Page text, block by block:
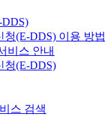
청(E-DDS) 이용 방법
비스 안내
청(E-DDS)
스 검색